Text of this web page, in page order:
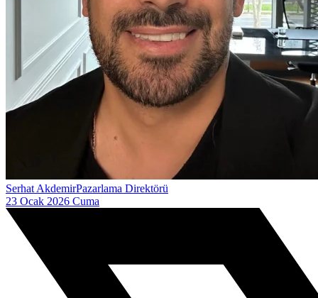
Serhat AkdemirPazarlama Direktörü
23 Ocak 2026 Cuma